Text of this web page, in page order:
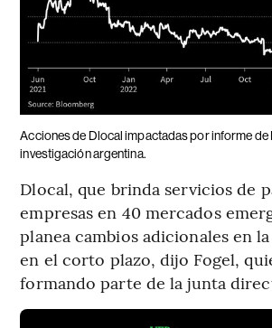
Acciones de Dlocal impactadas por informe de
investigación argentina.
Dlocal, que brinda servicios de
empresas en 40 mercados
planea cambios adicionales en
en el corto plazo, dijo Fogel,
formando parte de la junta